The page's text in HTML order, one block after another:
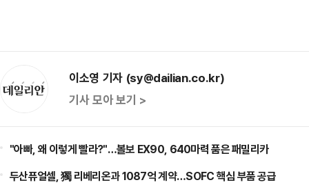
이소영 기자 (sy@dailian.co.kr)
기사 모아 보기 >
"아빠, 왜 이렇게 빨라?"…볼보 EX90, 640마력 품은 패밀리카
두산퓨얼셀, 獨 리베리온과 1087억 계약…SOFC 핵심 부품 공급